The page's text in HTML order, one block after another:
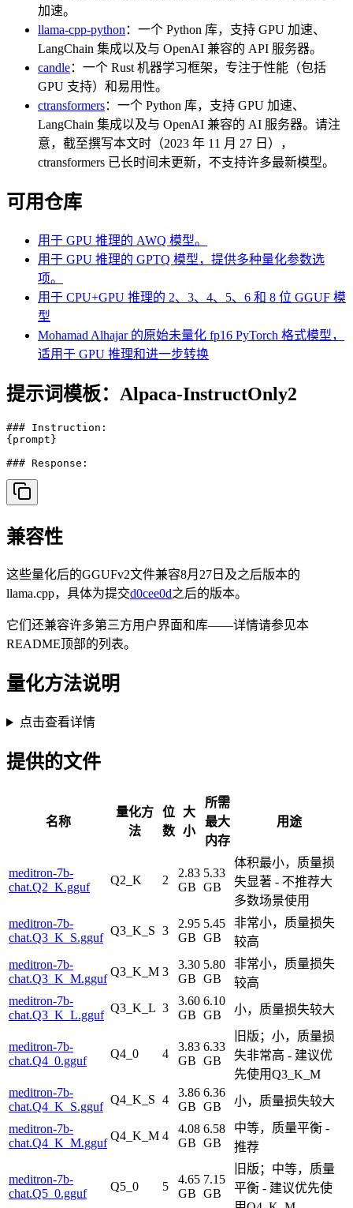
加速。
llama-cpp-python ：一个 Python 库，支持 GPU 加速、
LangChain 集成以及与 OpenAI 兼容的 API 服务器。
candle：一个 Rust 机器学习框架，专注于性能（包括
GPU 支持）和易用性。
ctransformers：一个 Python 库，支持 GPU 加速、
LangChain 集成以及与 OpenAI 兼容的 AI 服务器。请注
意，截至撰写本文时（2023 年 11 月 27 日），
ctransformers 已长时间未更新，不支持许多最新模型。
可用仓库
用于 GPU 推理的 AWQ 模型。
用于 GPU 推理的 GPTQ 模型，提供多种量化参数选
项。
用于 CPU+GPU 推理的 2、3、4、5、6 和 8 位 GGUF 模
型
Mohamad Alhajar 的原始未量化 fp16 PyTorch 格式模型，
适用于 GPU 推理和进一步转换
提示词模板：Alpaca-InstructOnly2
### Instruction:
{prompt}
兼容性
这些量化后的GGUFv2文件兼容8月27日及之后版本的
llama.cpp，具体为提交d0cee0d之后的版本。
它们还兼容许多第三方用户界面和库——详情请参见本
README顶部的列表。
量化方法说明
点击查看详情
提供的文件
名称
量化方
法
位
数
大
小
所需
最大
内存
用途
meditron-7b-
chat.Q2_K.gguf
Q2_K 2
2.83
GB
5.33
GB
体积最小，质量损
失显著 - 不推荐大
多数场景使用
meditron-7b-
chat.Q3_K_S.gguf
Q3_K_S 3
2.95
GB
5.45
GB
非常小，质量损失
较高
meditron-7b-
chat.Q3_K_M.gguf
Q3_K_M 3
3.30
GB
5.80
GB
非常小，质量损失
较高
meditron-7b-
chat.Q3_K_L.gguf
Q3_K_L 3
3.60
GB
6.10
GB
小，质量损失较大
meditron-7b-
chat.Q4_0.gguf
Q4_0 4
3.83
GB
6.33
GB
旧版；小，质量损
失非常高 - 建议优
先使用Q3_K_M
meditron-7b-
chat.Q4_K_S.gguf
Q4_K_S 4
3.86
GB
6.36
GB
小，质量损失较大
meditron-7b-
chat.Q4_K_M.gguf
Q4_K_M 4
4.08
GB
6.58
GB
中等，质量平衡 -
推荐
meditron-7b-
chat.Q5_0.gguf
Q5_0 5
4.65
GB
7.15
GB
旧版；中等，质量
平衡 - 建议优先使